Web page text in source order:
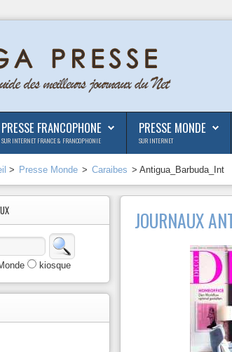
PRESSE FRANCOPHONE
SUR INTERNET FRANCE & FRANCOPHONIE
PRESSE MONDE
SUR INTERNET
> Presse Monde > Caraibes > Antigua_Barbuda_Int
JOURNAUX
kiosque